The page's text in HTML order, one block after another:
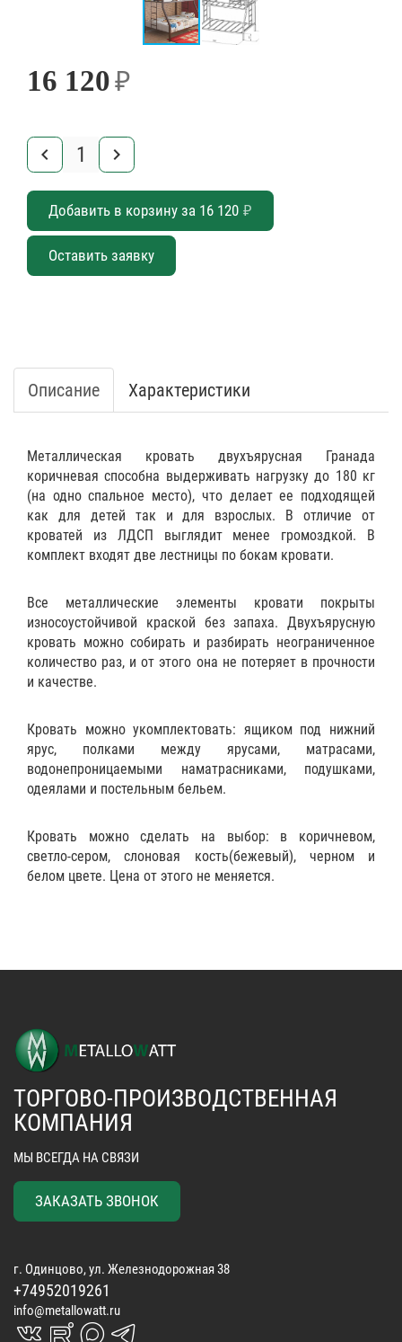
16 120₽
keyboard_arrow_left keyboard_arrow_right
Добавить в корзину за 16 120 ₽
Оставить заявку
Описание Характеристики
Металлическая кровать двухъярусная Гранада
коричневая способна выдерживать нагрузку до 180 кг
(на одно спальное место), что делает ее подходящей
как для детей так и для взрослых. В отличие от
кроватей из ЛДСП выглядит менее громоздкой. В
комплект входят две лестницы по бокам кровати.
Все металлические элементы кровати покрыты
износоустойчивой краской без запаха. Двухъярусную
кровать можно собирать и разбирать неограниченное
количество раз, и от этого она не потеряет в прочности
и качестве.
Кровать можно укомплектовать: ящикомпод нижний
ярус, полками между ярусами, матрасами,
водонепроницаемыми наматрасниками, подушками,
одеялами и постельным бельем.
Кровать можно сделать на выбор: в коричневом,
светло-сером, слоновая кость(бежевый), черном и
белом цвете. Цена от этого не меняется.
ТОРГОВО-ПРОИЗВОДСТВЕННАЯ
КОМПАНИЯ
МЫ ВСЕГДА НА СВЯЗИ
ЗАКАЗАТЬ ЗВОНОК
г. Одинцово, ул. Железнодорожная 38
+74952019261
info@metallowatt.ru
vk_in rutube_in max_s telegrams_in